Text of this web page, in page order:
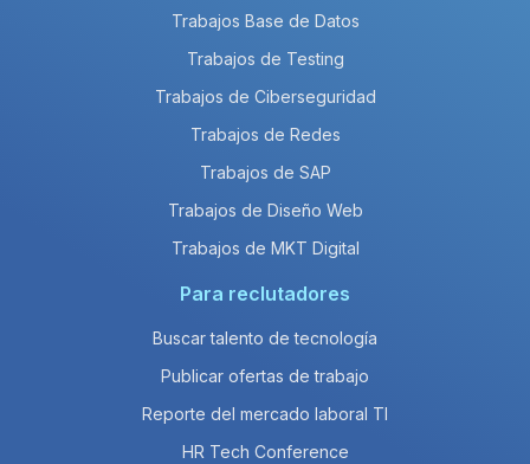
Trabajos Base de Datos
Trabajos de Testing
Trabajos de Ciberseguridad
Trabajos de Redes
Trabajos de SAP
Trabajos de Diseño Web
Trabajos de MKT Digital
Para reclutadores
Buscar talento de tecnología
Publicar ofertas de trabajo
Reporte del mercado laboral TI
HR Tech Conference